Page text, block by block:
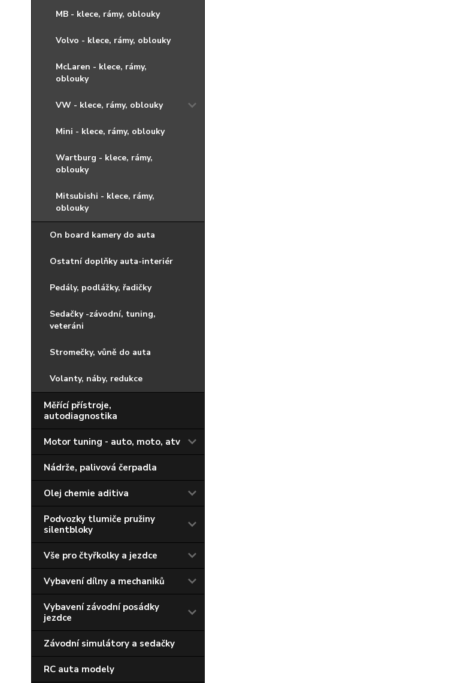
MB - klece, rámy, oblouky
Volvo - klece, rámy, oblouky
McLaren - klece, rámy,
oblouky
VW - klece, rámy, oblouky
Mini - klece, rámy, oblouky
Wartburg - klece, rámy,
oblouky
Mitsubishi - klece, rámy,
oblouky
On board kamery do auta
Ostatní doplňky auta-interiér
Pedály, podlážky, řadičky
Sedačky -závodní, tuning,
veteráni
Stromečky, vůně do auta
Volanty, náby, redukce
Měřící přístroje,
autodiagnostika
Motor tuning - auto, moto, atv
Nádrže, palivová čerpadla
Olej chemie aditiva
Podvozky tlumiče pružiny
silentbloky
Vše pro čtyřkolky a jezdce
Vybavení dílny a mechaniků
Vybavení závodní posádky
jezdce
Závodní simulátory a sedačky
RC auta modely